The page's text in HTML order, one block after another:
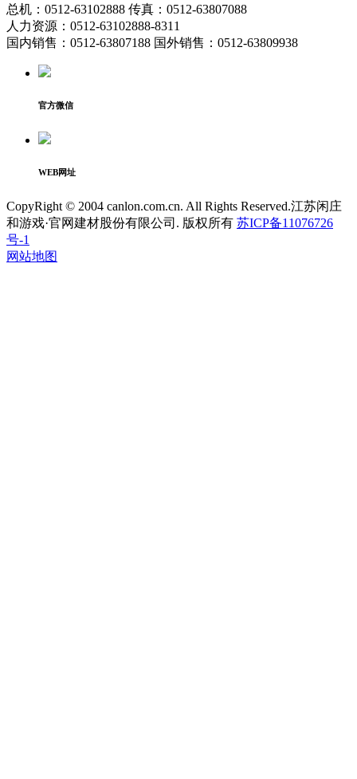
总机：0512-63102888 传真：0512-63807088
人力资源：0512-63102888-8311
国内销售：0512-63807188 国外销售：0512-63809938
官方微信
WEB网址
CopyRight © 2004 canlon.com.cn. All Rights Reserved.江苏闲庄
和游戏·官网建材股份有限公司. 版权所有 苏ICP备11076726
号-1
网站地图